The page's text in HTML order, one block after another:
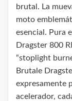
brutal. La
moto
esencial. Pura
Dragster 800
“stoplight
Brutale
expresamente
acelerador,